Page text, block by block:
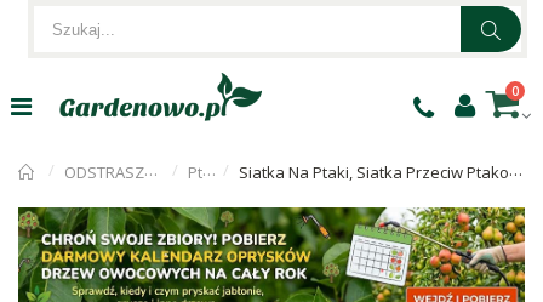
0
ODSTRASZACZE Ptaki Siatka Na Ptaki, Siatka Przeciw Ptakom 4x5m